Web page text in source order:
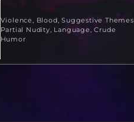
Violence Blood Suggestive Themes
Partial Nudity Language Crude
Humor